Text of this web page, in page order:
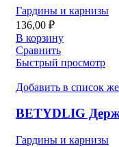
Гардины и карнизы
136,00 ₽
В корзину
Сравнить
Быстрый просмотр
Добавить в список
BETYDLIG
Гардины и карнизы